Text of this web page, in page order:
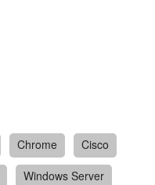
Chrome
Cisco
Windows Server